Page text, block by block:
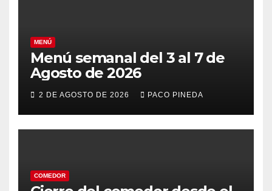
MENÚ
Menú semanal del 3 al 7 de
Agosto de 2026
2 DE AGOSTO DE 2026 PACO PINEDA
COMEDOR